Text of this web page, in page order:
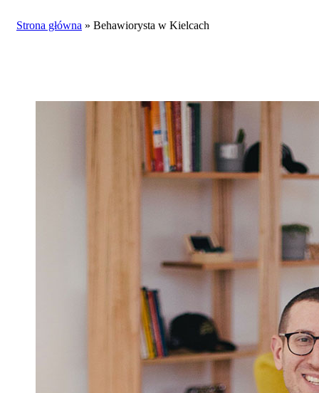
Strona główna » Behawiorysta w Kielcach